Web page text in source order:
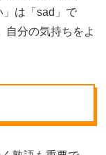
は「sad」で
自分の気持ちをよ